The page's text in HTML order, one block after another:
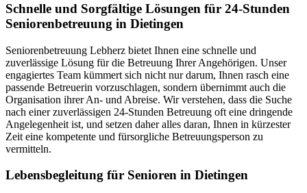
Schnelle und Sorgfältige Lösungen für 24-Stunden
Seniorenbetreuung in Dietingen
Seniorenbetreuung Lebherz bietet Ihnen eine schnelle und
zuverlässige Lösung für die Betreuung Ihrer Angehörigen. Unser
engagiertes Team kümmert sich nicht nur darum, Ihnen rasch eine
passende Betreuerin vorzuschlagen, sondern übernimmt auch die
Organisation ihrer An- und Abreise. Wir verstehen, dass die Suche
nach einer zuverlässigen 24-Stunden Betreuung oft eine dringende
Angelegenheit ist, und setzen daher alles daran, Ihnen in kürzester
Zeit eine kompetente und fürsorgliche Betreuungsperson zu
vermitteln.
Lebensbegleitung für Senioren in Dietingen